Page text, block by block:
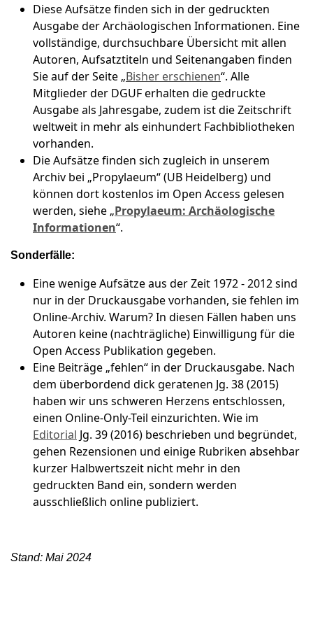
Diese Aufsätze finden sich in der gedruckten
Ausgabe der Archäologischen Informationen. Eine
vollständige, durchsuchbare Übersicht mit allen
Autoren, Aufsatztiteln und Seitenangaben finden
Sie auf der Seite „Bisher erschienen“. Alle
Mitglieder der DGUF erhalten die gedruckte
Ausgabe als Jahresgabe, zudem ist die Zeitschrift
weltweit in mehr als einhundert Fachbibliotheken
vorhanden.
Die Aufsätze finden sich zugleich in unserem
Archiv bei „Propylaeum“ (UB Heidelberg) und
können dort kostenlos im Open Access gelesen
werden, siehe „Propylaeum: Archäologische
Informationen“.
Sonderfälle:
Eine wenige Aufsätze aus der Zeit 1972 - 2012 sind
nur in der Druckausgabe vorhanden, sie fehlen im
Online-Archiv. Warum? In diesen Fällen haben uns
Autoren keine (nachträgliche) Einwilligung für die
Open Access Publikation gegeben.
Eine Beiträge „fehlen“ in der Druckausgabe. Nach
dem überbordend dick geratenen Jg. 38 (2015)
haben wir uns schweren Herzens entschlossen,
einen Online-Only-Teil einzurichten. Wie im
Editorial Jg. 39 (2016) beschrieben und begründet,
gehen Rezensionen und einige Rubriken absehbar
kurzer Halbwertszeit nicht mehr in den
gedruckten Band ein, sondern werden
ausschließlich online publiziert.
Stand: Mai 2024